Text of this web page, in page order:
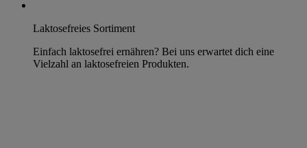
Laktosefreies Sortiment
Einfach laktosefrei ernähren? Bei uns erwartet dich eine
Vielzahl an laktosefreien Produkten.